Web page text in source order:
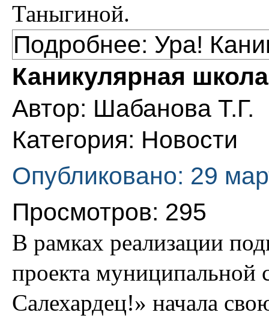
Таныгиной.
Подробнее: Ура!
Каникулярная
Автор: Шабанова Т.Г.
Категория: Новости
Опубликовано: 29
Просмотров: 295
В рамках реализации
проекта муниципальной
Салехардец!» начала